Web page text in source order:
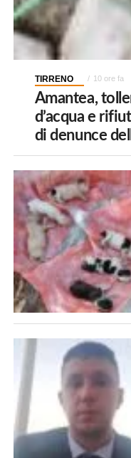
TIRRENO 10 ore fa
Amantea,
d’acqua e
di denunce